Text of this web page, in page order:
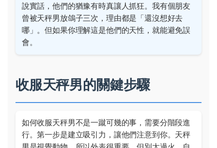
說實話，他們的猶豫有時真讓人抓狂。我有個朋友
曾被天秤男放鴿子三次，理由都是「還沒想好去
哪」。但如果你理解這是他們的天性，就能避免誤
會。
收服天秤男的關鍵步驟
如何收服天秤男不是一蹴可幾的事，需要分階段進
行。第一步是建立吸引力，讓他們注意到你。天秤